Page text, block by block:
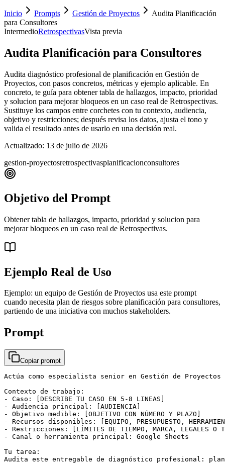
Inicio Prompts Gestión de Proyectos
Audita Planificación
para Consultores
IntermedioRetrospectivasVista previa
Audita Planificación para Consultores
Audita diagnóstico profesional de planificación en Gestión de
Proyectos, con pasos concretos, métricas y ejemplo aplicable. En
concreto, te guía para obtener tabla de hallazgos, impacto, prioridad
y solucion para mejorar bloqueos en un caso real de Retrospectivas.
Sustituye los campos entre corchetes con tu contexto, audiencia,
objetivo y restricciones; después revisa los datos, ajusta el tono y
valida el resultado antes de usarlo en una decisión real.
Actualizado: 13 de julio de 2026
gestion-proyectosretrospectivasplanificacionconsultores
Objetivo del Prompt
Obtener tabla de hallazgos, impacto, prioridad y solucion para
mejorar bloqueos en un caso real de Retrospectivas.
Ejemplo Real de Uso
Ejemplo: un equipo de Gestión de Proyectos usa este prompt
cuando necesita plan de riesgos sobre planificación para consultores,
partiendo de una iniciativa con muchos stakeholders.
Prompt
Copiar prompt
Actúa como especialista senior en Gestión de
Contexto de trabajo:
- Caso: [DESCRIBE TU CASO EN 5-8 LINEAS]
- Audiencia principal: [AUDIENCIA]
- Objetivo medible: [OBJETIVO CON NÚMERO Y PLAZO]
- Recursos disponibles: [EQUIPO, PRESUPUESTO,
- Restricciones: [LÍMITES DE TIEMPO, MARCA, LEGALES O
- Canal o herramienta principal: Google Sheets
Tu tarea:
Audita este entregable de diagnóstico profesional: